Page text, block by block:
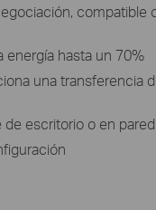
compatible
energía hasta un 70%
una transferencia
escritorio o en pared